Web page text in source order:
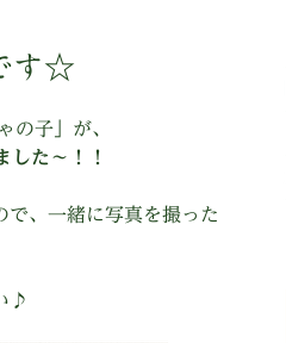
す☆
の子」が、
た～！！
、一緒に写真を撮った
♪